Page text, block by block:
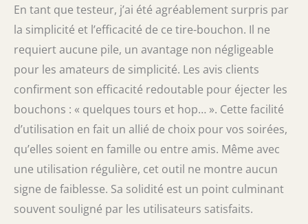
En tant que testeur, j’ai été agréablement surpris par
la simplicité et l’efficacité de ce tire-bouchon. Il ne
requiert aucune pile, un avantage non négligeable
pour les amateurs de simplicité. Les avis clients
confirment son efficacité redoutable pour éjecter les
bouchons : « quelques tours et hop… ». Cette facilité
d’utilisation en fait un allié de choix pour vos soirées,
qu’elles soient en famille ou entre amis. Même avec
une utilisation régulière, cet outil ne montre aucun
signe de faiblesse. Sa solidité est un point culminant
souvent souligné par les utilisateurs satisfaits.